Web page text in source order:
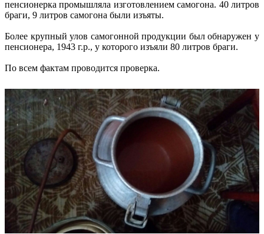
пенсионерка промышляла изготовлением самогона. 40 литров
браги, 9 литров самогона были изъяты.
Более крупный улов самогонной продукции был обнаружен у
пенсионера, 1943 г.р., у которого изъяли 80 литров браги.
По всем фактам проводится проверка.